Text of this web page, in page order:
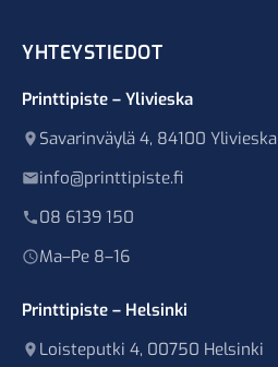
YHTEYSTIEDOT
Printtipiste – Ylivieska
Savarinväylä 4, 84100 Ylivieska
info@printtipiste.fi
08 6139 150
Ma–Pe 8–16
Printtipiste – Helsinki
Loisteputki 4, 00750 Helsinki